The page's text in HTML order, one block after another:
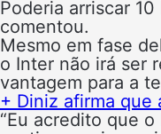
Poderia arriscar
comentou.
Mesmo em fase
o Inter não irá ser
vantagem para a
+ Diniz afirma que
“Eu acredito que